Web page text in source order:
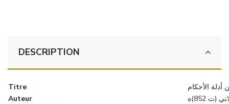
DESCRIPTION
Titre
أدلة الأحكام
Auteur
852)ه